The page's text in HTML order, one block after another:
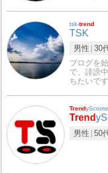
tsk-trend
TSK
男性 30
ブログを
で、誹謗
ちたいで
Trend
Trend
男性 50